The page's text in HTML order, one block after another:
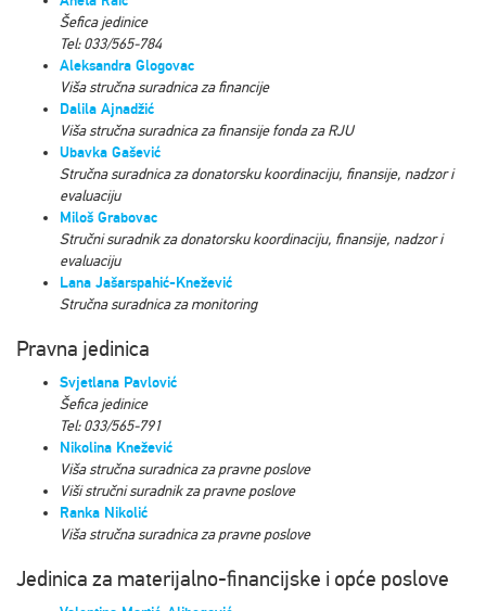
Šefica jedinice
Tel: 033/565-784
Aleksandra Glogovac
Viša stručna suradnica za financije
Dalila Ajnadžić
Viša stručna suradnica za finansije fonda za RJU
Ubavka Gašević
Stručna suradnica za donatorsku koordinaciju, finansije, nadzor i
evaluaciju
Miloš Grabovac
Stručni suradnik za donatorsku koordinaciju, finansije, nadzor i
evaluaciju
Lana Jašarspahić-Knežević
Stručna suradnica za monitoring
Pravna jedinica
Svjetlana Pavlović
Šefica jedinice
Tel: 033/565-791
Nikolina Knežević
Viša stručna suradnica za pravne poslove
Viši stručni suradnik za pravne poslove
Ranka Nikolić
Viša stručna suradnica za pravne poslove
Jedinica za materijalno-financijske i opće poslove